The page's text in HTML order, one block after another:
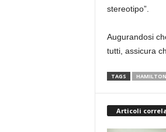
stereotipo”.
Augurandosi
tutti, assicura
TAGS HAMILTON
Articoli